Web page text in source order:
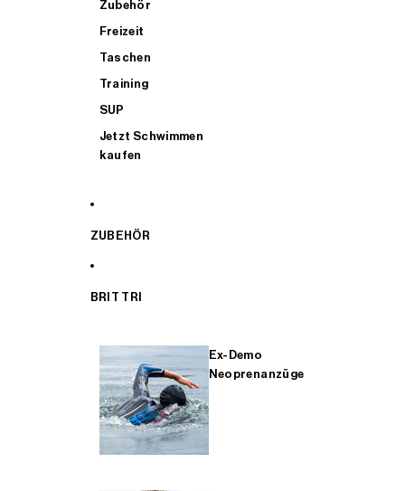
Zubehör
Freizeit
Taschen
Training
SUP
Jetzt Schwimmen
kaufen
ZUBEHÖR
BRIT TRI
Ex-Demo
Neoprenanzüge